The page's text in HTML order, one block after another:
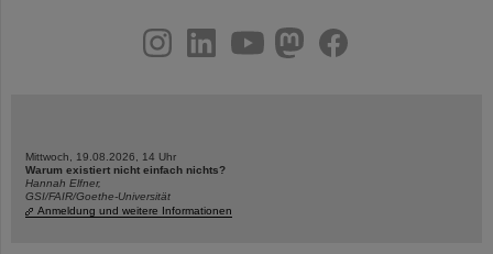
youtubehelmholtz.socialfacebook
Mittwoch, 19.08.2026, 14 Uhr
Warum existiert nicht einfach nichts?
Hannah Elfner,
GSI/FAIR/Goethe-Universität
Anmeldung und weitere Informationen